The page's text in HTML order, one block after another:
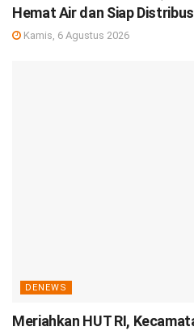
Hemat Air dan Siap
Kamis, 6 Agustus 2026
DENEWS
Meriahkan HUT RI,